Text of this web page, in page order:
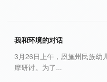
我和环境的对话
3月26日上午，恩施州民族幼
摩研讨。为了...